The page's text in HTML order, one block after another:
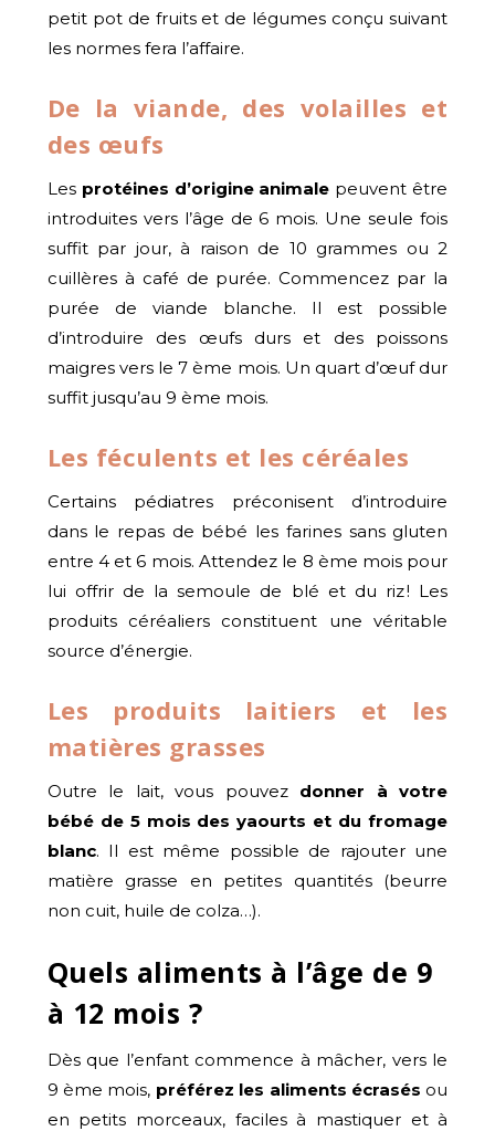
petit pot de fruits et de légumes conçu suivant
les normes fera l’affaire.
De la viande, des volailles et
des œufs
Les protéines d’origine animale peuvent être
introduites vers l’âge de 6 mois. Une seule fois
suffit par jour, à raison de 10 grammes ou 2
cuillères à café de purée. Commencez par la
purée de viande blanche. Il est possible
d’introduire des œufs durs et des poissons
maigres vers le 7 ème mois. Un quart d’œuf dur
suffit jusqu’au 9 ème mois.
Les féculents et les céréales
Certains pédiatres préconisent d’introduire
dans le repas de bébé les farines sans gluten
entre 4 et 6 mois. Attendez le 8 ème mois pour
lui offrir de la semoule de blé et du riz ! Les
produits céréaliers constituent une véritable
source d’énergie.
Les produits laitiers et les
matières grasses
Outre le lait, vous pouvez donner à votre
bébé de 5 mois des yaourts et du fromage
blanc. Il est même possible de rajouter une
matière grasse en petites quantités (beurre
non cuit, huile de colza…).
Quels aliments à l’âge de 9
à 12 mois ?
Dès que l’enfant commence à mâcher, vers le
9 ème mois, préférez les aliments écrasés ou
en petits morceaux, faciles à mastiquer et à